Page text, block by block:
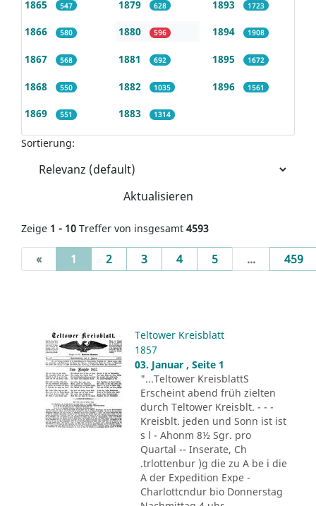
1865 547
1866 580
1867 568
1868 550
1869 551
1879 628
1880 596
1881 692
1882 1035
1883 1314
1893 1723
1894 1908
1895 1672
1896 1561
Sortierung:
Aktualisieren
Zeige 1 - 10 Treffer von insgesamt 4593
« 1 (current)
2 3 4 5 ... 459
Teltower Kreisblatt
1857
03. Januar , Seite 1
"...Teltower KreisblattS
Erscheint abend früh zielten
durch Teltower Kreisblt. - - -
Kreisblt. jeden und Sonn ist ist
s l - Ahonm 8½ Sgr. pro
Quartal -- Inserate, Ch
.trlottenbur )g die zu A be i die
A der Expedition Expe -
Charlottcndur bio Donnerstag